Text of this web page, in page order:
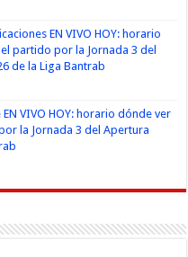
EN VIVO HOY: horario
partido por la Jornada 3 del
de la Liga Bantrab
VIVO HOY: horario dónde ver
la Jornada 3 del Apertura